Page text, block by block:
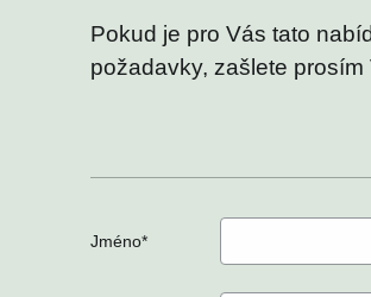
Pokud je pro Vás tato
požadavky, zašlete
Jméno*